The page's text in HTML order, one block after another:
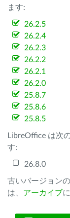
ます:
26.2.5
26.2.4
26.2.3
26.2.2
26.2.1
26.2.0
25.8.7
25.8.6
25.8.5
LibreOffice は次
す:
26.8.0
古いバージョン
は、 アーカイブ